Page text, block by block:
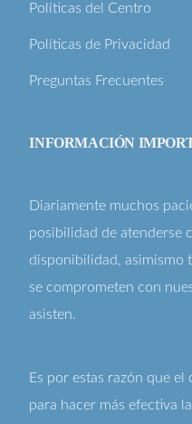
Políticas del Centro
Políticas de Privacidad
Preguntas Frecuentes
INFORMACIÓN
Diariamente muchos
posibilidad de atenderse
disponibilidad, asimismo
se comprometen con
asisten.
Es por estas razón que
para hacer más efectiva